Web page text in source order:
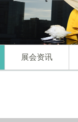
展会资讯